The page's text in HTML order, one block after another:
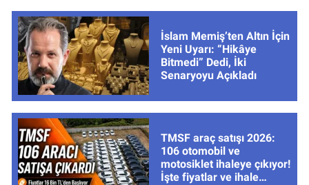
İslam Memiş’ten Altın İçin
Yeni Uyarı: “Hikâye
Bitmedi” Dedi, İki
Senaryoyu Açıkladı
TMSF araç satışı 2026:
106 otomobil ve
motosiklet ihaleye çıkıyor!
İşte fiyatlar ve ihale